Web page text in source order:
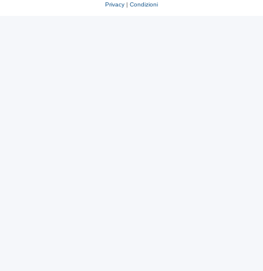
Privacy | Condizioni